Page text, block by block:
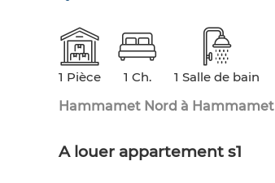
1 Pièce 1 Ch.
1 Salle de bain
Hammamet Nord à Hammamet
A louer appartement s1